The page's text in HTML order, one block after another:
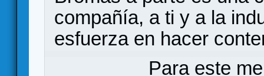
compañía, a ti y a la
esfuerza en hacer
Para este